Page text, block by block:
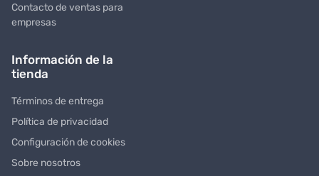
Contacto de ventas para
empresas
Información de la
tienda
Términos de entrega
Política de privacidad
Configuración de cookies
Sobre nosotros